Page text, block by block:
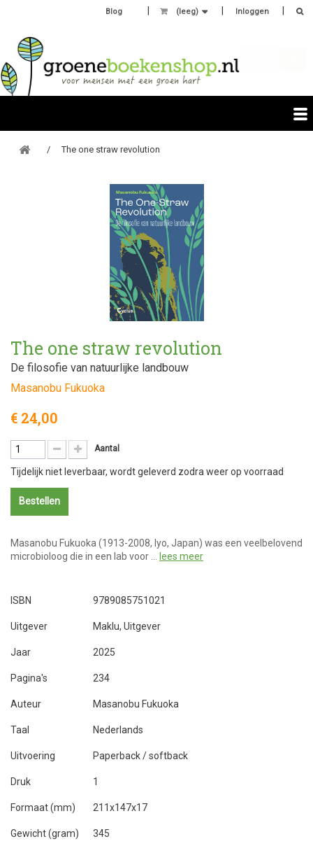
Inloggen
(leeg)
Blog
The one straw revolution
The one straw revolution
De filosofie van natuurlijke landbouw
Masanobu Fukuoka
€ 24,00
Aantal
Tijdelijk niet leverbaar, wordt geleverd zodra weer op voorraad
Bestellen
Masanobu Fukuoka (1913-2008, Iyo, Japan) was een veelbelovend
microbioloog die in een lab voor … lees meer
ISBN 9789085751021
Uitgever Maklu, Uitgever
Jaar 2025
Pagina's 234
Auteur Masanobu Fukuoka
Taal Nederlands
Uitvoering Paperback / softback
Druk 1
Formaat (mm) 211x147x17
Gewicht (gram) 345